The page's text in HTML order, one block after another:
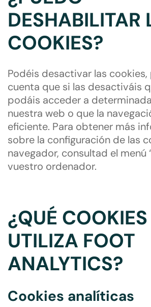
DESHABILITAR
COOKIES?
Podéis desactivar las
cuenta que si las desactiváis
podáis acceder a
nuestra web o que la
eficiente. Para obtener más
sobre la configuración de las
navegador, consultad el menú
vuestro ordenador.
¿QUÉ COOKIES
UTILIZA FOOT
ANALYTICS?
Cookies analíticas